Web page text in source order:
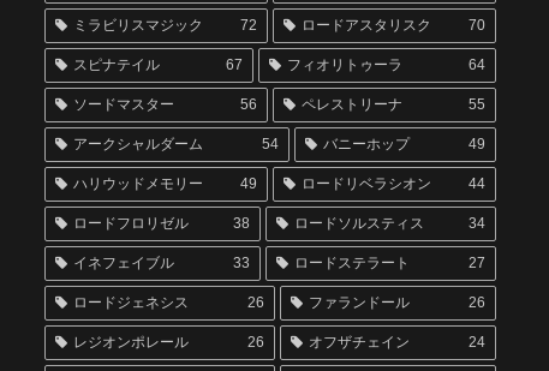
ミラビリスマジック 72 ロードアスタリスク 70
スピナテイル 67 フィオリトゥーラ 64
ソードマスター 56 ペレストリーナ 55
アークシャルダーム 54 バニーホップ 49
ハリウッドメモリー 49 ロードリベラシオン 44
ロードフロリゼル 38 ロードソルスティス 34
イネフェイブル 33 ロードステラート 27
ロードジェネシス 26 ファランドール 26
レジオンポレール 26 オフザチェイン 24